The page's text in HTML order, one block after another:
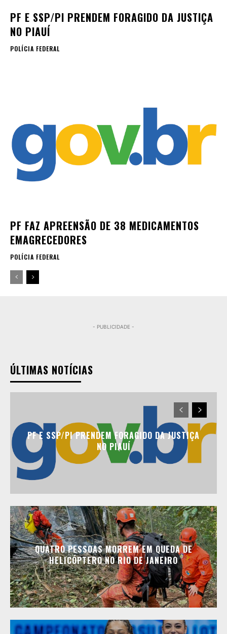
PF E SSP/PI PRENDEM FORAGIDO DA JUSTIÇA
NO PIAUÍ
POLÍCIA FEDERAL
PF FAZ APREENSÃO DE 38 MEDICAMENTOS
EMAGRECEDORES
POLÍCIA FEDERAL
- PUBLICIDADE -
ÚLTIMAS NOTÍCIAS
PF E SSP/PI PRENDEM FORAGIDO DA JUSTIÇA
NO PIAUÍ
QUATRO PESSOAS MORREM EM QUEDA DE
HELICÓPTERO NO RIO DE JANEIRO